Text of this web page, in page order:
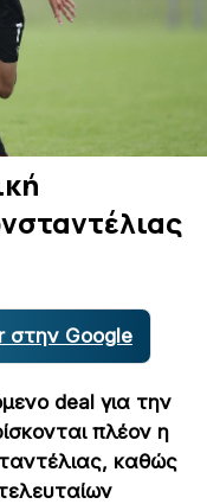
στην Google
deal για την
πλέον η
καθώς